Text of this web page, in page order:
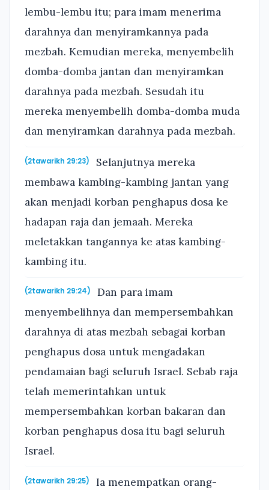
lembu-lembu itu; para imam menerima
darahnya dan menyiramkannya pada
mezbah. Kemudian mereka, menyembelih
domba-domba jantan dan menyiramkan
darahnya pada mezbah. Sesudah itu
mereka menyembelih domba-domba muda
dan menyiramkan darahnya pada mezbah.
(2tawarikh 29:23)
Selanjutnya mereka
membawa kambing-kambing jantan yang
akan menjadi korban penghapus dosa ke
hadapan raja dan jemaah. Mereka
meletakkan tangannya ke atas kambing-
kambing itu.
(2tawarikh 29:24)
Dan para imam
menyembelihnya dan mempersembahkan
darahnya di atas mezbah sebagai korban
penghapus dosa untuk mengadakan
pendamaian bagi seluruh Israel. Sebab raja
telah memerintahkan untuk
mempersembahkan korban bakaran dan
korban penghapus dosa itu bagi seluruh
Israel.
(2tawarikh 29:25)
Ia menempatkan orang-